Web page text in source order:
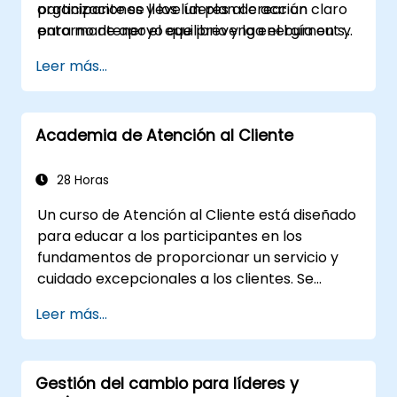
organizaciones y los líderes al crear un
entorno de apoyo que prevenga el burnout y
participante se lleve un plan de acción claro
para mantener el equilibrio y la energía en su
Leer más...
Academia de Atención al Cliente
28 Horas
Un curso de Atención al Cliente está diseñado
para educar a los participantes en los
fundamentos de proporcionar un servicio y
cuidado excepcionales a los clientes. Se
amabilidad, estableciendo una conexión
emocional y asegurando su satisfacción y
lealtad. Estos cursos cubren una variedad de
temas, incluidas habilidades de comunicación,
Leer más...
Gestión del cambio para líderes y